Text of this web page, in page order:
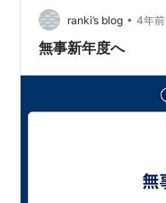
ranki’s blog • 4年前
無事新年度へ